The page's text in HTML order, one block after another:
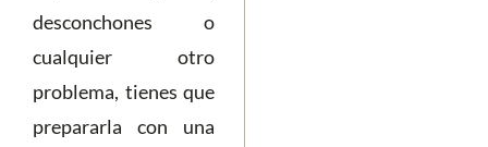
desconchones o
cualquier otro
problema, tienes que
prepararla con una